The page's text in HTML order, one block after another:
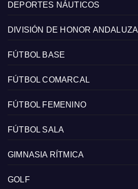
DEPORTES NÁUTICOS
DIVISIÓN DE HONOR ANDALUZA
FÚTBOL BASE
FÚTBOL COMARCAL
FÚTBOL FEMENINO
FÚTBOL SALA
GIMNASIA RÍTMICA
GOLF